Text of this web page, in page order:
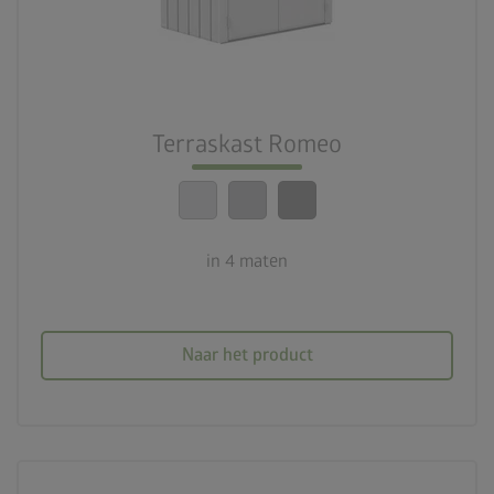
Terraskast Romeo
in 4 maten
Naar het product
deployed_code 4 maten
calendar_month20 jaar garantie